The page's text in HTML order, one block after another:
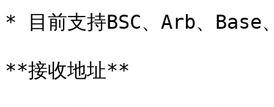
* 目前支持BSC、Arb、Base
**接收地址**